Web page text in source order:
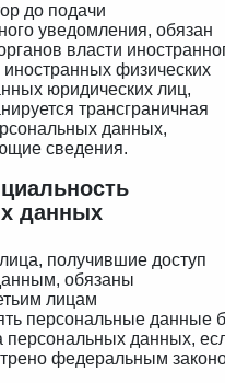
до подачи
уведомления, обязан
власти
иностранных физических
юридических лиц,
трансграничная
данных,
сведения.
данных
получившие доступ
обязаны
лицам
персональные данные
персональных данных,
федеральным